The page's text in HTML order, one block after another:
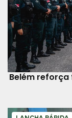
Belém